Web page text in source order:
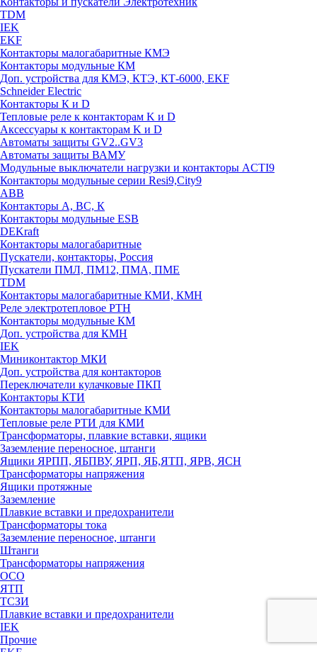
TDM
IEK
EKF
Контакторы малогабаритные КМЭ
Контакторы модульные КМ
Доп. устройства для КМЭ, КТЭ, КТ-6000, EKF
Schneider Electric
Контакторы К и D
Тепловые реле к контакторам K и D
Аксессуары к контакторам K и D
Автоматы защиты GV2..GV3
Автоматы защиты ВАМУ
Модульные выключатели нагрузки и контакторы ACTI9
Контакторы модульные серии Resi9,City9
ABB
Контакторы А, ВС, К
Контакторы модульные ESB
DEKraft
Контакторы малогабаритные
Пускатели, контакторы, Россия
Пускатели ПМЛ, ПМ12, ПМА, ПМЕ
TDM
Контакторы малогабаритные КМИ, КМН
Реле электротепловое РТН
Контакторы модульные КМ
Доп. устройства для КМН
IEK
Миниконтактор МКИ
Доп. устройства для контакторов
Переключатели кулачковые ПКП
Контакторы КТИ
Контакторы малогабаритные КМИ
Тепловые реле РTИ для КМИ
Трансформаторы, плавкие вставки, ящики
Заземление переносное, штанги
Ящики ЯРПП, ЯБПВУ, ЯРП, ЯБ,ЯТП, ЯРВ, ЯСН
Трансформаторы напряжения
Ящики протяжные
Заземление
Плавкие вставки и предохранители
Трансформаторы тока
Заземление переносное, штанги
Штанги
Трансформаторы напряжения
ОСО
ЯТП
ТСЗИ
Плавкие вставки и предохранители
IEK
Прочие